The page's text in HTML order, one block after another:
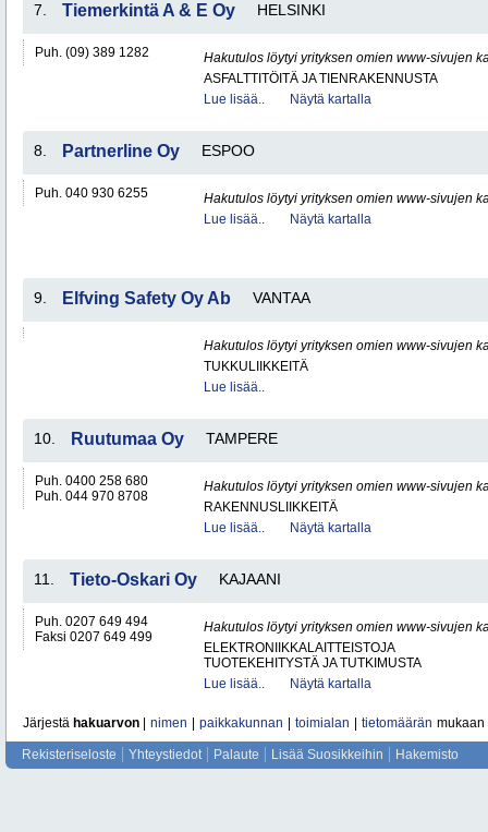
7. Tiemerkintä A & E Oy HELSINKI
Puh. (09) 389 1282
Hakutulos löytyi yrityksen omien www-sivujen
ASFALTTITÖITÄ JA TIENRAKENNUSTA
Lue lisää..
Näytä kartalla
8. Partnerline Oy ESPOO
Puh. 040 930 6255
Hakutulos löytyi yrityksen omien www-sivujen
Lue lisää..
Näytä kartalla
9. Elfving Safety Oy Ab VANTAA
Hakutulos löytyi yrityksen omien www-sivujen
TUKKULIIKKEITÄ
Lue lisää..
10. Ruutumaa Oy TAMPERE
Puh. 0400 258 680
Puh. 044 970 8708
Hakutulos löytyi yrityksen omien www-sivujen
RAKENNUSLIIKKEITÄ
Lue lisää..
Näytä kartalla
11. Tieto-Oskari Oy KAJAANI
Puh. 0207 649 494
Faksi 0207 649 499
Hakutulos löytyi yrityksen omien www-sivujen
ELEKTRONIIKKALAITTEISTOJA
TUOTEKEHITYSTÄ JA TUTKIMUSTA
Lue lisää..
Näytä kartalla
Järjestä hakuarvon nimen paikkakunnan toimialan tietomäärän mukaan
Rekisteriseloste Yhteystiedot Palaute Lisää Suosikkeihin Hakemisto